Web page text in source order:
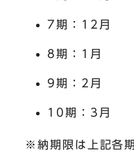
7期：12月
8期：1月
9期：2月
10期：3月
※納期限は上記各